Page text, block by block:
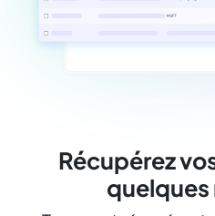
Récupérez
quelques